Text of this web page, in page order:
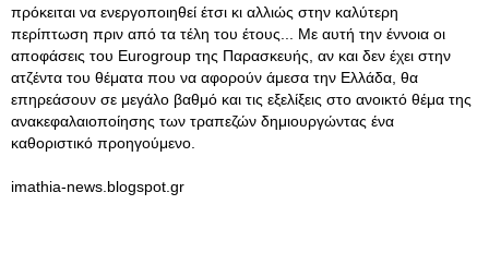
πρόκειται να ενεργοποιηθεί έτσι κι αλλιώς στην καλύτερη
περίπτωση πριν από τα τέλη του έτους... Με αυτή την έννοια οι
αποφάσεις του Eurogroup της Παρασκευής, αν και δεν έχει στην
ατζέντα του θέματα που να αφορούν άμεσα την Ελλάδα, θα
επηρεάσουν σε μεγάλο βαθμό και τις εξελίξεις στο ανοικτό θέμα της
ανακεφαλαιοποίησης των τραπεζών δημιουργώντας ένα
καθοριστικό προηγούμενο.
imathia-news.blogspot.gr